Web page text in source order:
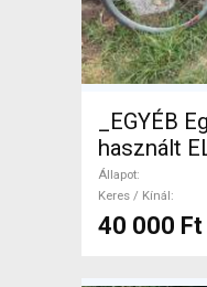
_EGYÉB
használt
Állapot
Keres / Kínál
40 000 Ft